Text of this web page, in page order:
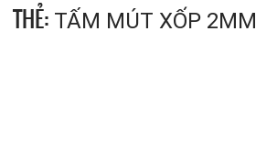
THẺ: TẤM MÚT XỐP 2MM